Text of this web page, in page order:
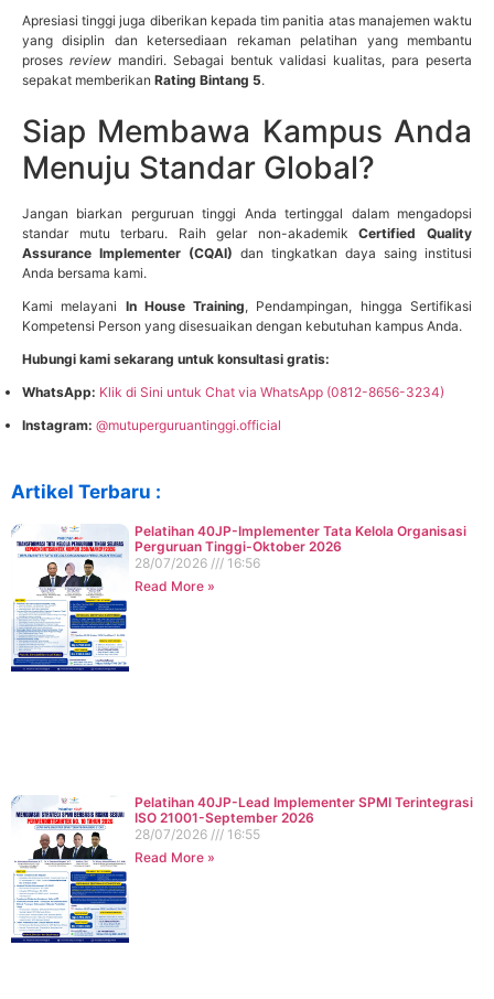
Apresiasi tinggi juga diberikan kepada tim panitia atas manajemen waktu
yang disiplin dan ketersediaan rekaman pelatihan yang membantu
proses reviewmandiri. Sebagai bentuk validasi kualitas, para peserta
sepakat memberikan Rating Bintang 5.
Siap Membawa Kampus Anda
Menuju Standar Global?
Jangan biarkan perguruan tinggi Anda tertinggal dalam mengadopsi
standar mutu terbaru. Raih gelar non-akademikCertified Quality
Assurance Implementer (CQAI) dan tingkatkan daya saing institusi
Anda bersama kami.
Kami melayani In House Training, Pendampingan, hingga Sertifikasi
Kompetensi Person yang disesuaikan dengan kebutuhan kampus Anda.
Hubungi kami sekarang untuk konsultasi gratis:
WhatsApp: Klik di Sini untuk Chat via WhatsApp (0812-8656-3234)
Instagram: @mutuperguruantinggi.official
Artikel Terbaru :
Pelatihan 40JP-Implementer Tata Kelola Organisasi
Perguruan Tinggi-Oktober 2026
28/07/2026
16:56
Read More »
Pelatihan 40JP-Lead Implementer SPMI Terintegrasi
ISO 21001-September 2026
28/07/2026
16:55
Read More »